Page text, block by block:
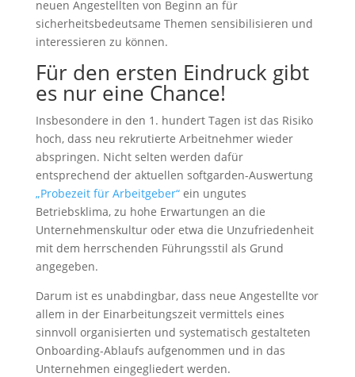
neuen Angestellten von Beginn an für
sicherheitsbedeutsame Themen sensibilisieren und
interessieren zu können.
Für den ersten Eindruck gibt
es nur eine Chance!
Insbesondere in den 1. hundert Tagen ist das Risiko
hoch, dass neu rekrutierte Arbeitnehmer wieder
abspringen. Nicht selten werden dafür
entsprechend der aktuellen softgarden-Auswertung
„Probezeit für Arbeitgeber“ein ungutes
Betriebsklima, zu hohe Erwartungen an die
Unternehmenskultur oder etwa die Unzufriedenheit
mit dem herrschenden Führungsstil als Grund
angegeben.
Darum ist es unabdingbar, dass neue Angestellte vor
allem in der Einarbeitungszeit vermittels eines
sinnvoll organisierten und systematisch gestalteten
Onboarding-Ablaufs aufgenommen und in das
Unternehmen eingegliedert werden.